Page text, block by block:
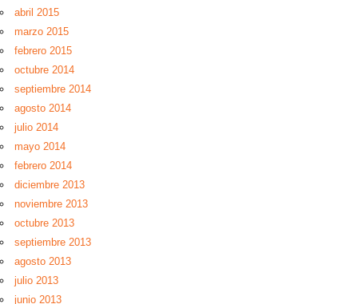
abril 2015
marzo 2015
febrero 2015
octubre 2014
septiembre 2014
agosto 2014
julio 2014
mayo 2014
febrero 2014
diciembre 2013
noviembre 2013
octubre 2013
septiembre 2013
agosto 2013
julio 2013
junio 2013